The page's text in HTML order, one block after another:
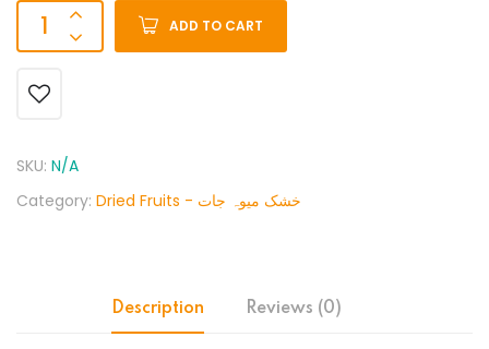
ADD TO CART
SKU: N/A
Category:
Dried Fruits - خشک میوہ جات
Description Reviews (0)